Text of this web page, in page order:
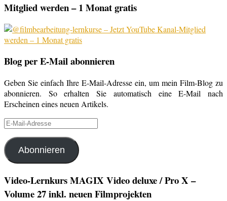
Mitglied werden – 1 Monat gratis
Blog per E-Mail abonnieren
Geben Sie einfach Ihre E-Mail-Adresse ein, um mein Film-Blog zu
abonnieren. So erhalten Sie automatisch eine E-Mail nach
Erscheinen eines neuen Artikels.
E-
Adresse
Abonnieren
Video-Lernkurs MAGIX Video deluxe / Pro X –
Volume 27 inkl. neuen Filmprojekten